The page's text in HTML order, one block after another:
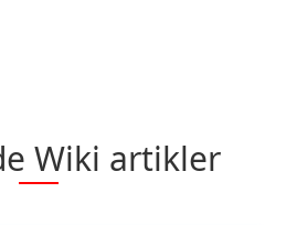
Wiki artikler